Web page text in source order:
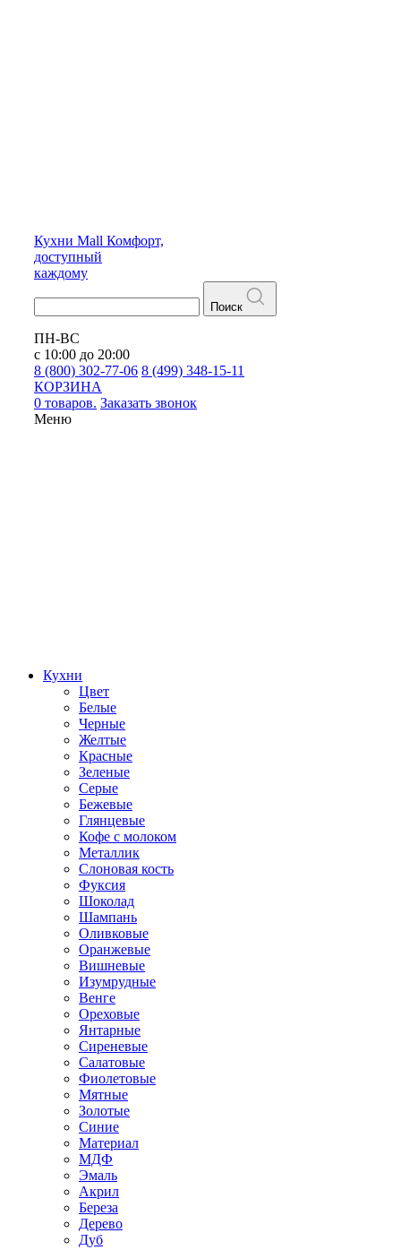
Кухни Mall Комфорт,
доступный
каждому
Поиск
ПН-ВС
с 10:00 до 20:00
8 (800) 302-77-06 8 (499) 348-15-11
КОРЗИНА
0 товаров. Заказать звонок
Меню
Кухни
Цвет
Белые
Черные
Желтые
Красные
Зеленые
Серые
Бежевые
Глянцевые
Кофе с молоком
Металлик
Слоновая кость
Фуксия
Шоколад
Шампань
Оливковые
Оранжевые
Вишневые
Изумрудные
Венге
Ореховые
Янтарные
Сиреневые
Салатовые
Фиолетовые
Мятные
Золотые
Синие
Материал
МДФ
Эмаль
Акрил
Береза
Дерево
Дуб